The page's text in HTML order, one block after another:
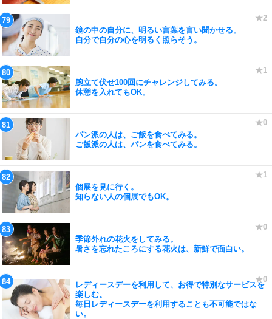
鏡の中の自分に、明るい言葉を言い聞かせる。
自分で自分の心を明るく照らそう。
腕立て伏せ100回にチャレンジしてみる。
休憩を入れてもOK。
パン派の人は、ご飯を食べてみる。
ご飯派の人は、パンを食べてみる。
個展を見に行く。
知らない人の個展でもOK。
季節外れの花火をしてみる。
暑さを忘れたころにする花火は、新鮮で面白い。
レディースデーを利用して、お得で特別なサービスを
楽しむ。
毎日レディースデーを利用することも不可能ではな
い。